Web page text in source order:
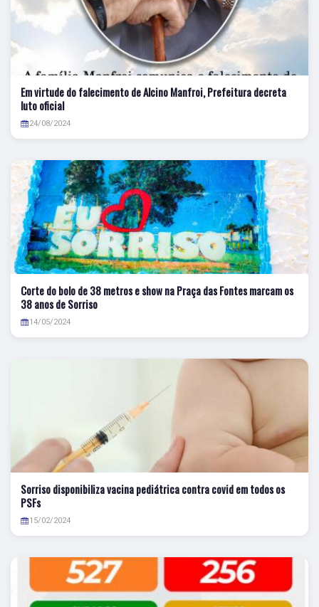
Em virtude do falecimento de Alcino Manfroi, Prefeitura decreta
luto oficial
24/08/2024
Corte do bolo de 38 metros e show na Praça das Fontes marcam os
38 anos de Sorriso
14/05/2024
Sorriso disponibiliza vacina pediátrica contra covid em todos os
PSFs
15/02/2024